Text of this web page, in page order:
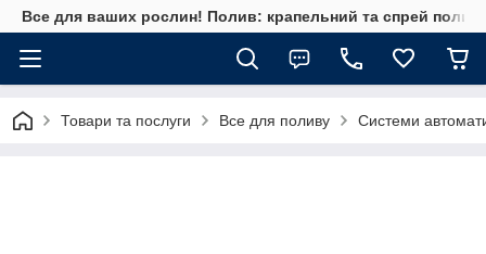
Все для ваших рослин! Полив: крапельний та спрей полив,
Товари та послуги Все для поливу Системи